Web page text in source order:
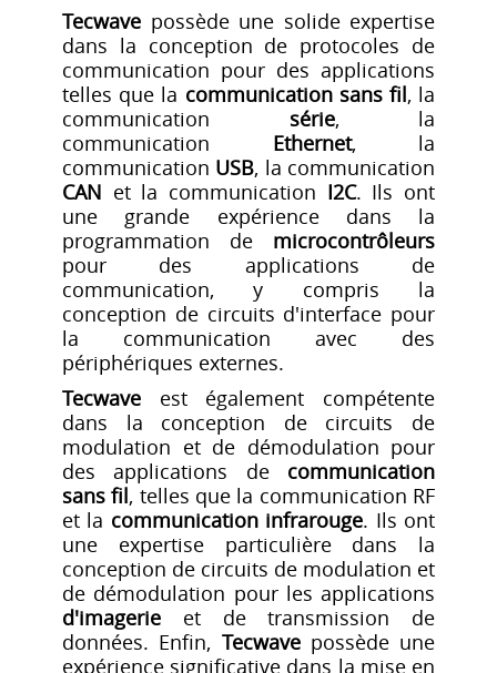
Tecwave possède une solide expertise
dans la conception de protocoles de
communication pour des applications
telles que la communication sans fil, la
communication série, la
communication Ethernet, la
communication USB, la communication
CAN et la communication I2C. Ils ont
une grande expérience dans la
programmation de microcontrôleurs
pour des applications de
communication, y compris la
conception de circuits d'interface pour
la communication avec des
périphériques externes.
Tecwave est également compétente
dans la conception de circuits de
modulation et de démodulation pour
des applications de communication
sans fil, telles que la communication RF
et la communication infrarouge. Ils ont
une expertise particulière dans la
conception de circuits de modulation et
de démodulation pour les applications
d'imagerie et de transmission de
données. Enfin, Tecwavepossède une
expérience significative dans la mise en